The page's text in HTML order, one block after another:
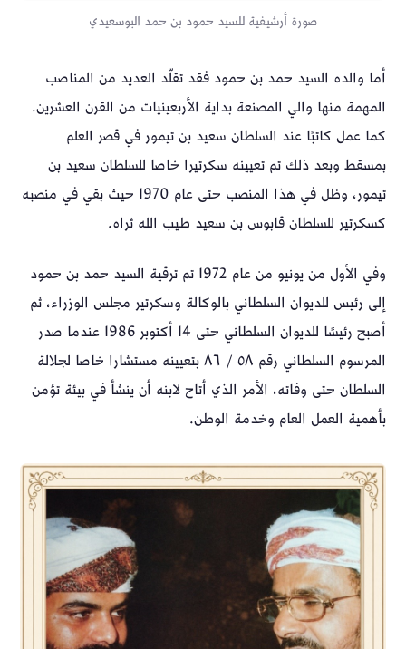
صورة أرشيفية للسيد حمود بن حمد البوسعيدي
أما والده السيد حمد بن حمود فقد تقلّد العديد من المناصب
المهمة منها والي المصنعة بداية الأربعينيات من القرن العشرين.
كما عمل كاتبًا عند السلطان سعيد بن تيمور في قصر العلم
بمسقط وبعد ذلك تم تعيينه سكرتيرا خاصا للسلطان سعيد بن
تيمور، وظل في هذا المنصب حتى عام 1970 حيث بقي في منصبه
كسكرتير للسلطان قابوس بن سعيد طيب الله ثراه.
وفي الأول من يونيو من عام 1972 تم ترقية السيد حمد بن حمود
إلى رئيس للديوان السلطاني بالوكالة وسكرتير مجلس الوزراء، ثم
أصبح رئيسًا للديوان السلطاني حتى 14 أكتوبر 1986 عندما صدر
المرسوم السلطاني رقم ٥٨ / ٨٦ بتعيينه مستشارا خاصا لجلالة
السلطان حتى وفاته، الأمر الذي أتاح لابنه أن ينشأ في بيئة تؤمن
بأهمية العمل العام وخدمة الوطن.